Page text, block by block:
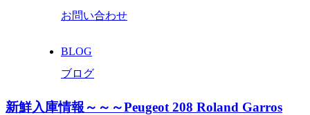
お問い合わせ
BLOG
ブログ
新鮮入庫情報～～～Peugeot 208 Roland Garros